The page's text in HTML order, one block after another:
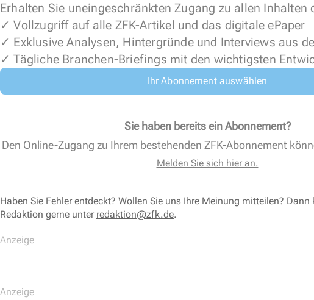
Erhalten Sie uneingeschränkten Zugang zu allen Inhalten
✓ Vollzugriff auf alle ZFK-Artikel und das digitale ePaper
✓ Exklusive Analysen, Hintergründe und Interviews aus
✓ Tägliche Branchen-Briefings mit den wichtigsten
Ihr Abonnement auswählen
Sie haben bereits ein Abonnement?
Den Online-Zugang zu Ihrem bestehenden ZFK-Abonnement
Melden Sie sich hier an.
Haben Sie Fehler entdeckt? Wollen Sie uns Ihre Meinung mitteilen? Dann
Redaktion gerne unter redaktion@zfk.de.